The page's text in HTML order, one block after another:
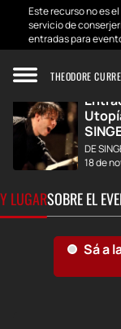
Este recurso no es
servicio de
entradas para
THEODORE
Inicio Desarrollos
DE
18 de
LUGARSOBRE EL